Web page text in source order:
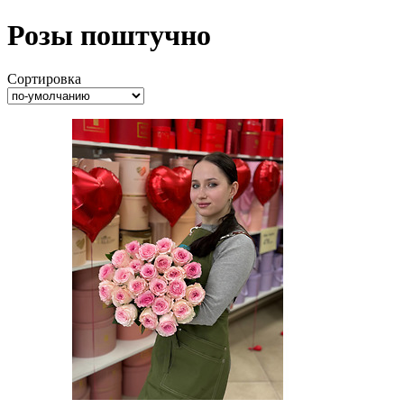
​Розы поштучно
Сортировка